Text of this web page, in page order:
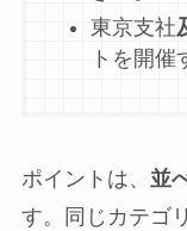
東京支社
トを開催
ポイントは、 並
す。同じカテゴ